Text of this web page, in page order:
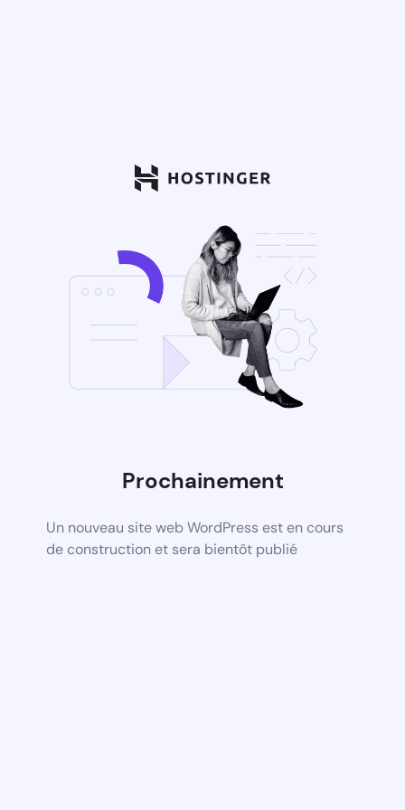
Prochainement
Un nouveau site web WordPress est en cours
de construction et sera bientôt publié